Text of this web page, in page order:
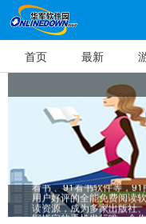
首页 最新
华军软件园为您提供
件下载，平时最受大家欢
熊猫看书 、91熊猫看书
看书 、91看书软件等，
用户好评的全能免费阅读
读资源，成为多家出版社
网指定的手机发行唯一合